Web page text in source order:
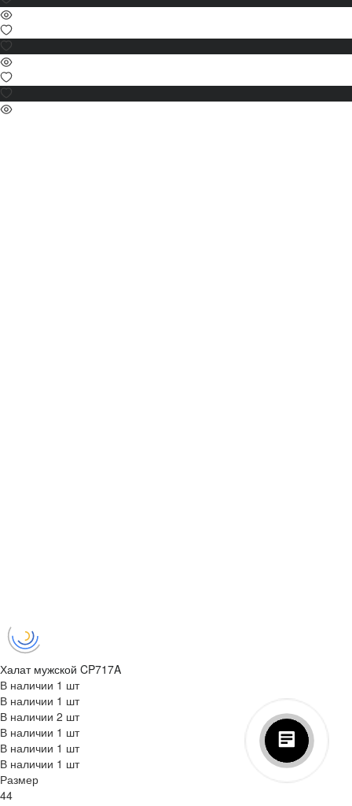
Халат мужской CP717A
В наличии 1 шт
В наличии 1 шт
В наличии 2 шт
В наличии 1 шт
В наличии 1 шт
В наличии 1 шт
Размер
44